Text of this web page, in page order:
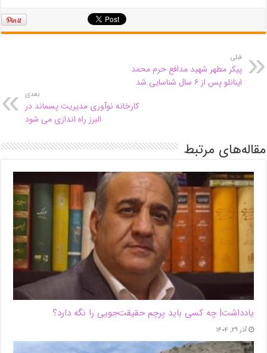
قبلی
پیکر مطهر شهید مدافع حرم محمد
اینانلو پس از ۶ سال شناسایی شد
بعدی
کارخانه نوآوری مدیریت پسماند در
البرز راه اندازی می شود
مقاله‌های مرتبط
یادداشت| ‌چه کسی باید پرچم حقیقت‌جویی را نگه دارد؟
آذر ۲۹, ۱۴۰۴